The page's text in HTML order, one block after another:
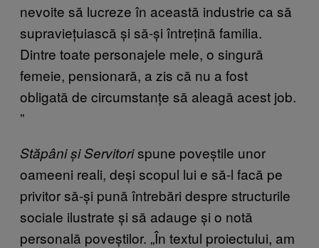
nevoite să lucreze în această industrie ca să
supraviețuiască și să-și întrețină familia.
Dintre toate personajele mele, o singură
femeie, pensionară, a zis că nu a fost
obligată de circumstanțe să aleagă acest job.
”
Stăpâni și Servitorispune poveștile unor
oameeni reali, deși scopul lui e să-l facă pe
privitor să-și pună întrebări despre structurile
sociale ilustrate și să adauge și o notă
personală poveștilor. „În textul proiectului, am